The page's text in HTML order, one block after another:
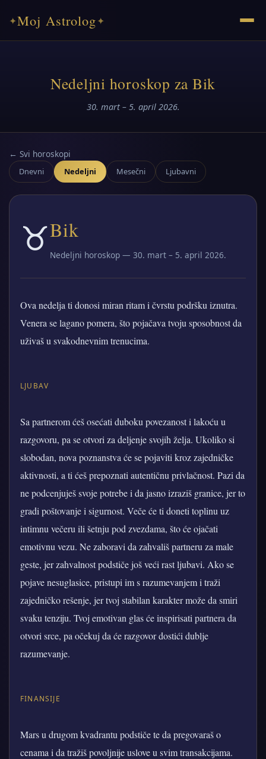
✦Moj Astrolog✦
Nedeljni horoskop za Bik
30. mart – 5. april 2026.
← Svi horoskopi
Dnevni Nedeljni Mesečni Ljubavni
♉Bik
Nedeljni horoskop — 30. mart – 5. april 2026.
Ova nedelja ti donosi miran ritam i čvrstu podršku iznutra.
Venera se lagano pomera, što pojačava tvoju sposobnost da
uživaš u svakodnevnim trenucima.
LJUBAV
Sa partnerom ćeš osećati duboku povezanost i lakoću u
razgovoru, pa se otvori za deljenje svojih želja. Ukoliko si
slobodan, nova poznanstva će se pojaviti kroz zajedničke
aktivnosti, a ti ćeš prepoznati autentičnu privlačnost. Pazi da
ne podcenjuješ svoje potrebe i da jasno izraziš granice, jer to
gradi poštovanje i sigurnost. Veče će ti doneti toplinu uz
intimnu večeru ili šetnju pod zvezdama, što će ojačati
emotivnu vezu. Ne zaboravi da zahvališ partneru za male
geste, jer zahvalnost podstiče još veći rast ljubavi. Ako se
pojave nesuglasice, pristupi im s razumevanjem i traži
zajedničko rešenje, jer tvoj stabilan karakter može da smiri
svaku tenziju. Tvoj emotivan glas će inspirisati partnera da
otvori srce, pa očekuj da će razgovor dostići dublje
razumevanje.
FINANSIJE
Mars u drugom kvadrantu podstiče te da pregovaraš o
cenama i da tražiš povoljnije uslove u svim transakcijama.